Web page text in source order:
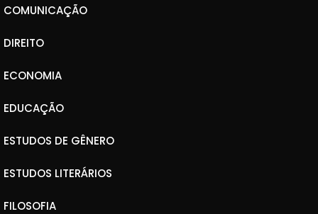
COMUNICAÇÃO
DIREITO
ECONOMIA
EDUCAÇÃO
ESTUDOS DE GÊNERO
ESTUDOS LITERÁRIOS
FILOSOFIA